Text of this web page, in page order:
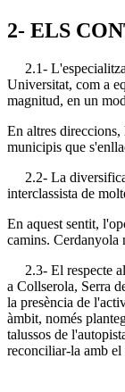
2- ELS
2.1-
Universitat, com a
magnitud, en un
En altres
municipis que
2.2- La
interclassista de
En aquest sentit,
camins. Cerdanyola
2.3- El respecte al
a Collserola, Serra
la presència de
àmbit, només
talussos de
reconciliar-la amb el